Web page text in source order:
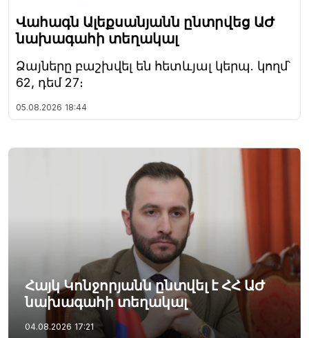
Վահագն Ալեքսանյանն ընտրվեց ԱԺ
նախագահի տեղակալ
Ձայները բաշխվել են հետևյալ կերպ. կողմ՝
62, դեմ 27։
05.08.2026 18:44
Հայկ Կոնջորյանն ընտվել է ՀՀ ԱԺ
նախագահի տեղակալ
04.08.2026 17:21